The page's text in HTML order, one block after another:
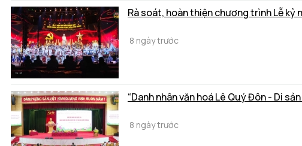
Rà soát, hoàn thiện chương trình Lễ kỷ
8 ngày trước
“Danh nhân văn hoá Lê Quý Đôn - Di
8 ngày trước